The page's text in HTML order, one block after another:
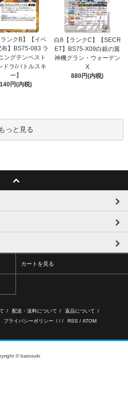
ンクB】【イベ
布】BS75-083 ラ
ングテンペスト
ドラ/バトルスキ
ー】
140円(内税)
白8【ランクC】【SECR
ET】BS75-X09白銀の翼
神機グラン・ウォーデン
X
880円(内税)
もっと見る
カートを見る
/ 配送・送料について / 返品について /
プライバシーポリシー / / / RSS / ATOM
© batosuki